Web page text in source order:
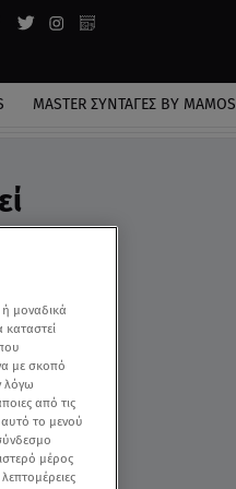
MASTER ΣΥΝΤΑΓΈΣ BY MAMOS
μοναδικά
με σκοπό
λόγω
από τις
αυτό το μενού
μέρος